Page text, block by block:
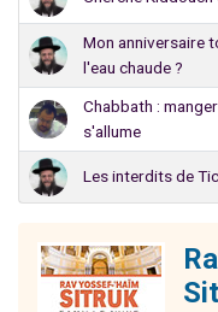
Mon anniversaire
l'eau chaude ?
Chabbath :
s'allume
Les interdits de